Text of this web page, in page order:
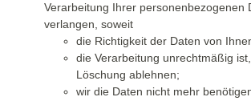
Verarbeitung Ihrer personenbezogenen
verlangen, soweit
die Richtigkeit der Daten von
die Verarbeitung unrechtmäßig
Löschung ablehnen;
wir die Daten nicht mehr